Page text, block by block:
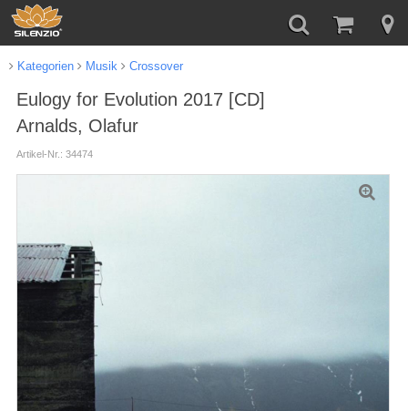
Kategorien Musik Crossover
Eulogy for Evolution 2017 [CD]
Arnalds, Olafur
Artikel-Nr.: 34474